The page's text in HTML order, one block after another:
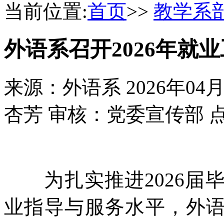
当前位置:首页>> 教学系
外语系召开2026年就
来源：外语系 2026年04
杏芳 审核：党委宣传部
为扎实推进2026届毕
业指导与服务水平，外